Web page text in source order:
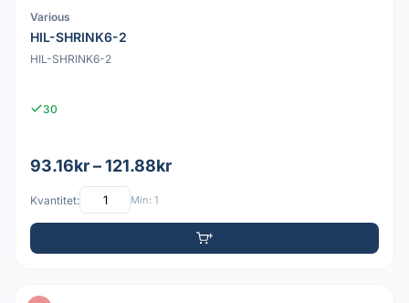
Various
HIL-SHRINK6-2
HIL-SHRINK6-2
30
93.16kr – 121.88kr
Kvantitet: Min: 1